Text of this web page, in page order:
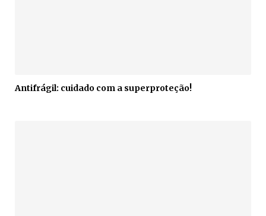
Antifrágil: cuidado com a superproteção!